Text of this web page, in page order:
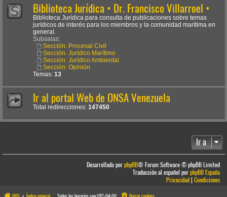
Biblioteca Jurídica • Dr. Francisco Villarroel •
Biblioteca Jurídica para consulta de publicaciones sobre temas
jurídicos de interés para los miembros y la comunidad marítima en
general.
Subsalas:
Sección: Procesal Civil
Sección: Jurídico Marítimo
Sección: Jurídico Ambiental
Sección: Opinión
Temas: 13
Ir al portal Web de ONSA Venezuela
Total redirecciones: 147450
Ir a
Desarrollado porphpBB® Forum Software © phpBB Limited
Traducción al español porphpBB España
Privacidad|Condiciones